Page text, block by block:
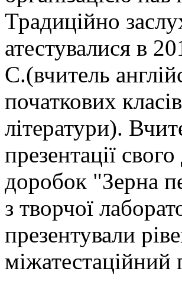
Традиційно
атестувалися в
С.(вчитель
початкових
літератури).
презентації
доробок "Зерна
з творчої
презентували
міжатестаційний